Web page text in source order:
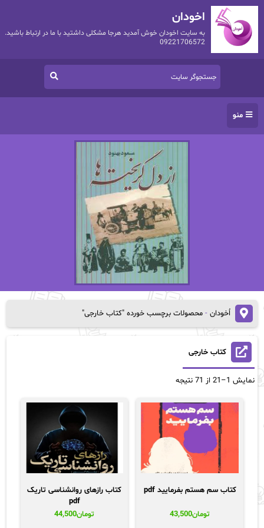
اخودان
به سایت اخودان خوش آمدید هرجا مشکلی داشتید با ما در ارتباط باشید.
09221706572
منو
اُخودان- محصولات برچسب خورده "کتاب خارجی"
کتاب خارجی
نمایش 1–21 از 71 نتیجه
Sorted
popularity
کتاب سم هستم بفرمایید pdf
تومان43,500
کتاب رازهای روانشناسی تاریک
pdf
تومان44,500